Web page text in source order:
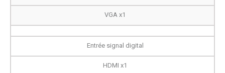
VGA x1
Entrée signal digital
HDMI x1